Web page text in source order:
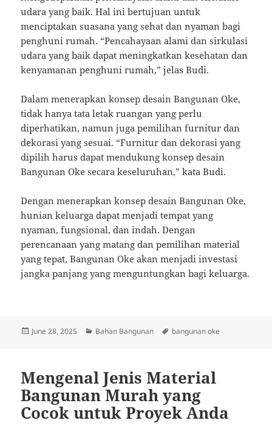
udara yang baik. Hal ini bertujuan untuk
menciptakan suasana yang sehat dan nyaman bagi
penghuni rumah. “Pencahayaan alami dan sirkulasi
udara yang baik dapat meningkatkan kesehatan dan
kenyamanan penghuni rumah,” jelas Budi.
Dalam menerapkan konsep desain Bangunan Oke,
tidak hanya tata letak ruangan yang perlu
diperhatikan, namun juga pemilihan furnitur dan
dekorasi yang sesuai. “Furnitur dan dekorasi yang
dipilih harus dapat mendukung konsep desain
Bangunan Oke secara keseluruhan,” kata Budi.
Dengan menerapkan konsep desain Bangunan Oke,
hunian keluarga dapat menjadi tempat yang
nyaman, fungsional, dan indah. Dengan
perencanaan yang matang dan pemilihan material
yang tepat, Bangunan Oke akan menjadi investasi
jangka panjang yang menguntungkan bagi keluarga.
Posted
June 28, 2025 Categories
Bahan Bangunan Tags
bangunan oke
Mengenal Jenis Material
Bangunan Murah yang
Cocok untuk Proyek Anda